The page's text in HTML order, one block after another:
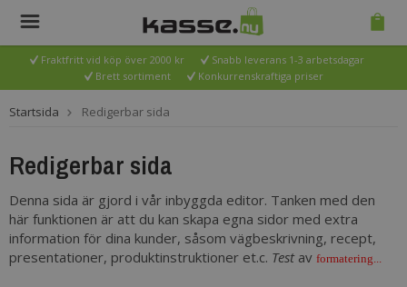
Fraktfritt vid köp över 2000 kr
Snabb leverans 1-3 arbetsdagar
Brett sortiment
Konkurrenskraftiga priser
Startsida Redigerbar sida
Redigerbar sida
Denna sida är gjord i vår inbyggda editor. Tanken med den
här funktionen är att du kan skapa egna sidor med extra
information för dina kunder, såsom vägbeskrivning, recept,
presentationer, produktinstruktioner et.c. Testav formatering...